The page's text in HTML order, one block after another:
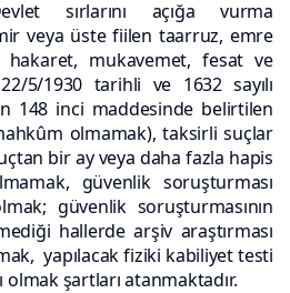
sırlarını açığa vurma
veya üste fiilen taarruz, emre
hakaret, mukavemet, fesat ve
5/1930 tarihli ve 1632 sayılı
148 inci maddesinde belirtilen
olmamak), taksirli suçlar
bir ay veya daha fazla hapis
güvenlik soruşturması
güvenlik soruşturmasının
hallerde arşiv araştırması
yapılacak fiziki kabiliyet testi
olmak şartları atanmaktadır.